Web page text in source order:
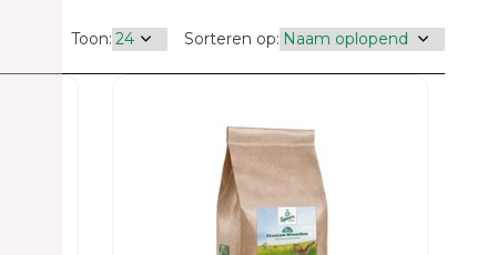
Toon: Sorteren op: